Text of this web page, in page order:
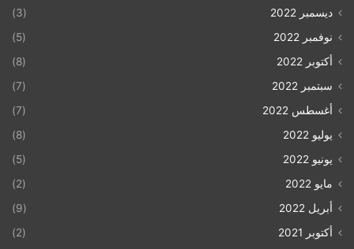
ديسمبر 2022
(3)
نوفمبر 2022
(5)
أكتوبر 2022
(8)
سبتمبر 2022
(7)
أغسطس 2022
(7)
يوليو 2022
(8)
يونيو 2022
(5)
مايو 2022
(2)
أبريل 2022
(9)
أكتوبر 2021
(2)